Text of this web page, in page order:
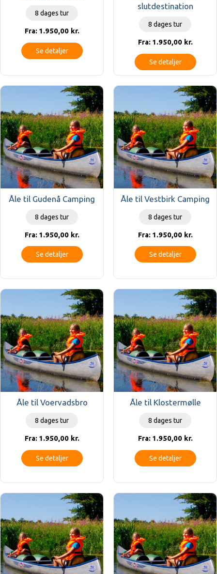
8 dages tur
Fra: 1.950,00 kr.
Se detaljer
slutdestination
8 dages tur
Fra: 1.950,00 kr.
Se detaljer
Åle til Gudenå Camping
8 dages tur
Fra: 1.950,00 kr.
Se detaljer
Åle til Vestbirk Camping
8 dages tur
Fra: 1.950,00 kr.
Se detaljer
Åle til Voervadsbro
8 dages tur
Fra: 1.950,00 kr.
Se detaljer
Åle til Klostermølle
8 dages tur
Fra: 1.950,00 kr.
Se detaljer